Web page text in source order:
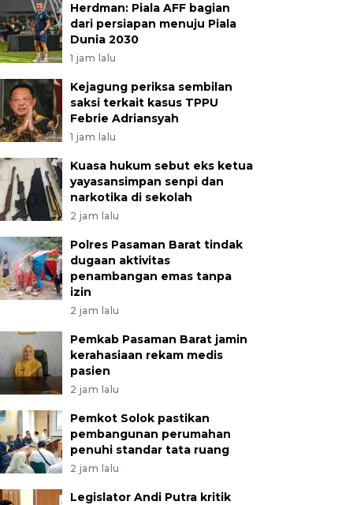
Herdman: Piala AFF bagian
dari persiapan menuju Piala
Dunia 2030
1 jam lalu
Kejagung periksa sembilan
saksi terkait kasus TPPU
Febrie Adriansyah
1 jam lalu
Kuasa hukum sebut eks ketua
yayasansimpan senpi dan
narkotika di sekolah
2 jam lalu
Polres Pasaman Barat tindak
dugaan aktivitas
penambangan emas tanpa
izin
2 jam lalu
Pemkab Pasaman Barat jamin
kerahasiaan rekam medis
pasien
2 jam lalu
Pemkot Solok pastikan
pembangunan perumahan
penuhi standar tata ruang
2 jam lalu
Legislator Andi Putra kritik